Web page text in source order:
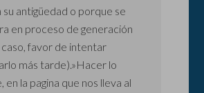
su antigüedad o porque se
en proceso de generación
favor de intentar
más tarde).»Hacer lo
en la pagina que nos lleva al